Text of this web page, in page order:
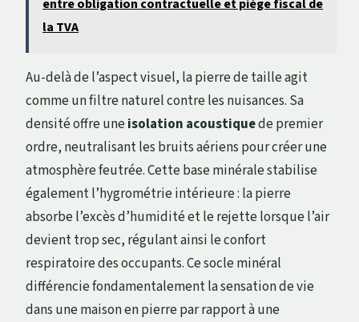
entre obligation contractuelle et piège fiscal de
la TVA
Au-delà de l’aspect visuel, la pierre de taille agit
comme un filtre naturel contre les nuisances. Sa
densité offre uneisolation acoustiquede premier
ordre, neutralisant les bruits aériens pour créer une
atmosphère feutrée. Cette base minérale stabilise
également l’hygrométrie intérieure : la pierre
absorbe l’excès d’humidité et le rejette lorsque l’air
devient trop sec, régulant ainsi le confort
respiratoire des occupants. Ce socle minéral
différencie fondamentalement la sensation de vie
dans une maison en pierre par rapport à une